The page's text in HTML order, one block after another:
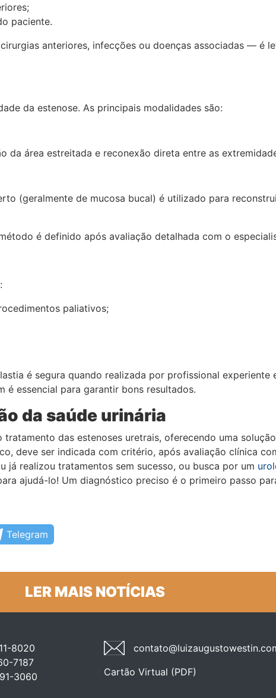
paciente.
anteriores, infecções ou doenças associadas — é
da estenose. As principais modalidades são:
da área estreitada e reconexão direta entre as
(geralmente de mucosa bucal) é utilizado para
é definido após avaliação detalhada com o
paliativos;
é segura quando realizada por profissional experiente
essencial para garantir bons resultados.
da saúde urinária
das estenoses uretrais, oferecendo uma
deve ser indicada com critério, após avaliação clínica
já realizou tratamentos sem sucesso, ou busca por um
ajudá-lo! Um diagnóstico preciso é o primeiro passo
Telegram
LER MAIS NOTÍCIAS
8020
7187
3060
Cartão Virtual (PDF)